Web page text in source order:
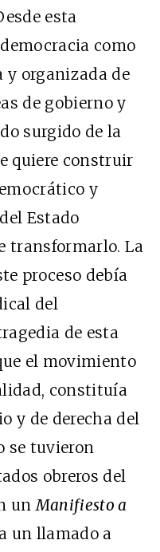
esta
como
organizada de
de gobierno y
surgido de la
quiere construir
y
Estado
transformarlo. La
proceso debía
del
de esta
el movimiento
constituía
y de derecha del
se tuvieron
obreros del
unManifiesto a
un llamado a